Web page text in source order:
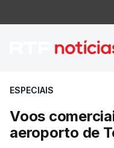
Voos
ESPECIAIS
Voos
aeroporto de